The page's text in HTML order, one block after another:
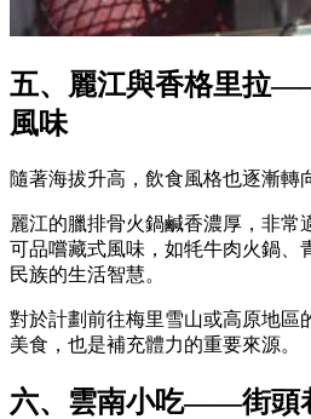
五、麗江與香格里拉
風味
隨著海拔升高，飲食風格也逐漸轉
麗江的臘排骨火鍋鹹香濃厚，非常
可品嚐藏式風味，如牦牛肉火鍋、
民族的生活智慧。
對於計劃前往梅里雪山或高原地區
美食，也是補充體力的重要來源。
六、雲南小吃——街頭